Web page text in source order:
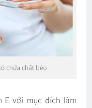
chứa chất béo
E với mục đích làm